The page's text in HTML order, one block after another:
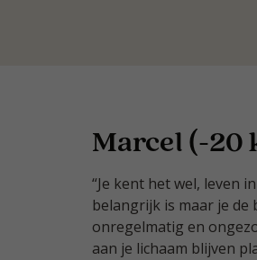
Marcel (-20
“Je kent het wel, leven
belangrijk is maar je
onregelmatig en
aan je lichaam blijven